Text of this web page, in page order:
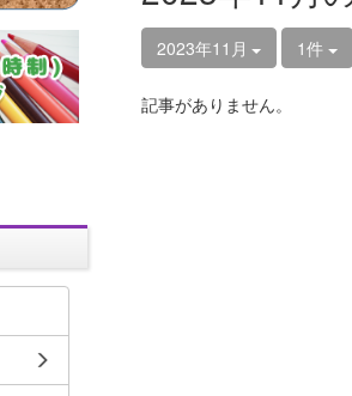
2023年11月 1件
記事がありません。